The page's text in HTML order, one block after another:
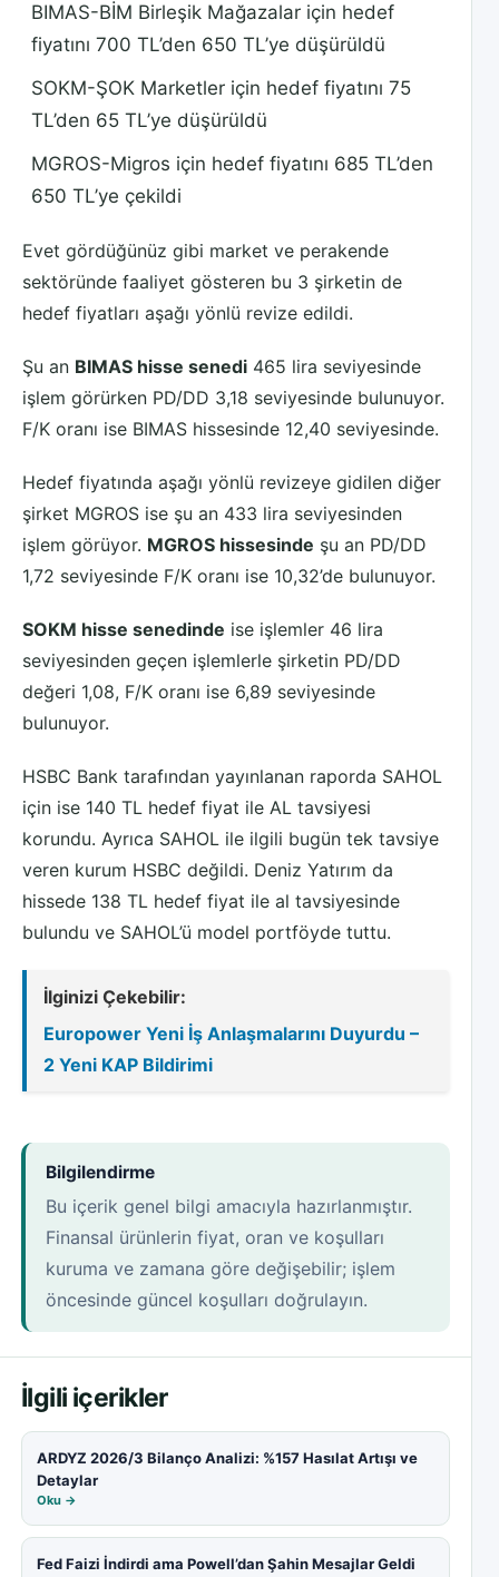
BIMAS-BİM Birleşik Mağazalar için hedef
fiyatını 700 TL’den 650 TL’ye düşürüldü
SOKM-ŞOK Marketler için hedef fiyatını 75
TL’den 65 TL’ye düşürüldü
MGROS-Migros için hedef fiyatını 685 TL’den
650 TL’ye çekildi
Evet gördüğünüz gibi market ve perakende
sektöründe faaliyet gösteren bu 3 şirketin de
hedef fiyatları aşağı yönlü revize edildi.
Şu an BIMAS hisse senedi 465 lira seviyesinde
işlem görürken PD/DD 3,18 seviyesinde bulunuyor.
F/K oranı ise BIMAS hissesinde 12,40 seviyesinde.
Hedef fiyatında aşağı yönlü revizeye gidilen diğer
şirket MGROS ise şu an 433 lira seviyesinden
işlem görüyor. MGROS hissesinde şu an PD/DD
1,72 seviyesinde F/K oranı ise 10,32’de bulunuyor.
SOKM hisse senedinde ise işlemler 46 lira
seviyesinden geçen işlemlerle şirketin PD/DD
değeri 1,08, F/K oranı ise 6,89 seviyesinde
bulunuyor.
HSBC Bank tarafından yayınlanan raporda SAHOL
için ise 140 TL hedef fiyat ile AL tavsiyesi
korundu. Ayrıca SAHOL ile ilgili bugün tek tavsiye
veren kurum HSBC değildi. Deniz Yatırım da
hissede 138 TL hedef fiyat ile al tavsiyesinde
bulundu ve SAHOL’ü model portföyde tuttu.
İlginizi Çekebilir:
Europower Yeni İş Anlaşmalarını Duyurdu –
2 Yeni KAP Bildirimi
Bilgilendirme
Bu içerik genel bilgi amacıyla hazırlanmıştır.
Finansal ürünlerin fiyat, oran ve koşulları
kuruma ve zamana göre değişebilir; işlem
öncesinde güncel koşulları doğrulayın.
İlgili içerikler
ARDYZ 2026/3 Bilanço Analizi: %157 Hasılat Artışı ve
Detaylar
Oku →
Fed Faizi İndirdi ama Powell’dan Şahin Mesajlar Geldi